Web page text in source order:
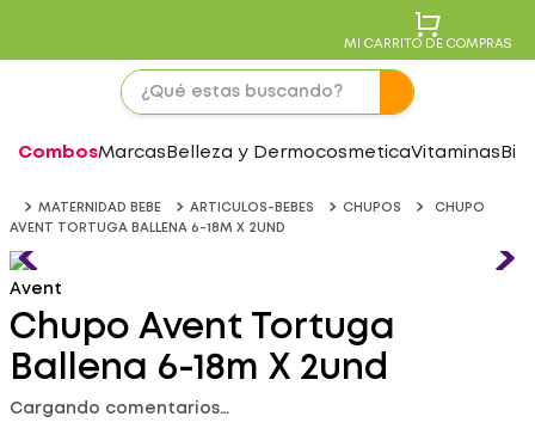
MI CARRITO DE COMPRAS
CombosMarcas Belleza y DermocosmeticaVitaminas
MATERNIDAD BEBE ARTICULOS-BEBES CHUPOS
CHUPO
AVENT TORTUGA BALLENA 6-18M X 2UND
Avent
Chupo Avent Tortuga
Ballena 6-18m X 2und
Cargando comentarios…